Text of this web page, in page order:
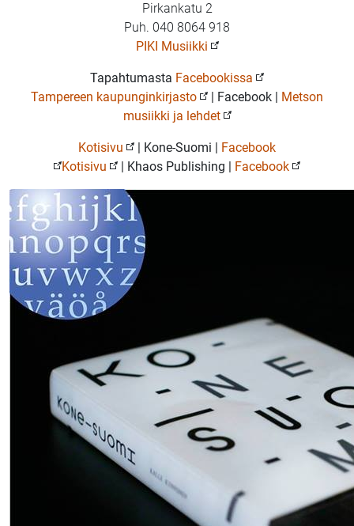
Pirkankatu 2
Puh. 040 8064 918
PIKI Musiikki
Tapahtumasta Facebookissa
Tampereen kaupunginkirjasto
| Facebook | Metson
musiikki ja lehdet
Kotisivu | Kone-Suomi | Facebook
Kotisivu
| Khaos Publishing | Facebook